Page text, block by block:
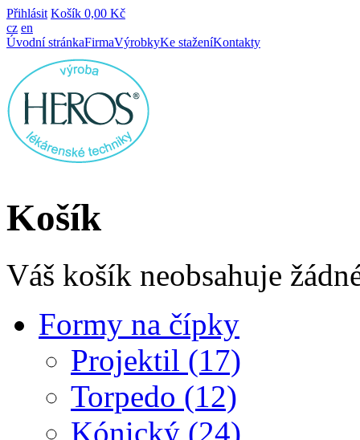
Přihlásit Košík 0,00 Kč
cz en
Úvodní stránkaFirmaVýrobkyKe staženíKontakty
Košík
Váš košík neobsahuje
Formy na čípky
Projektil (17)
Torpedo (12)
Kónický (24)